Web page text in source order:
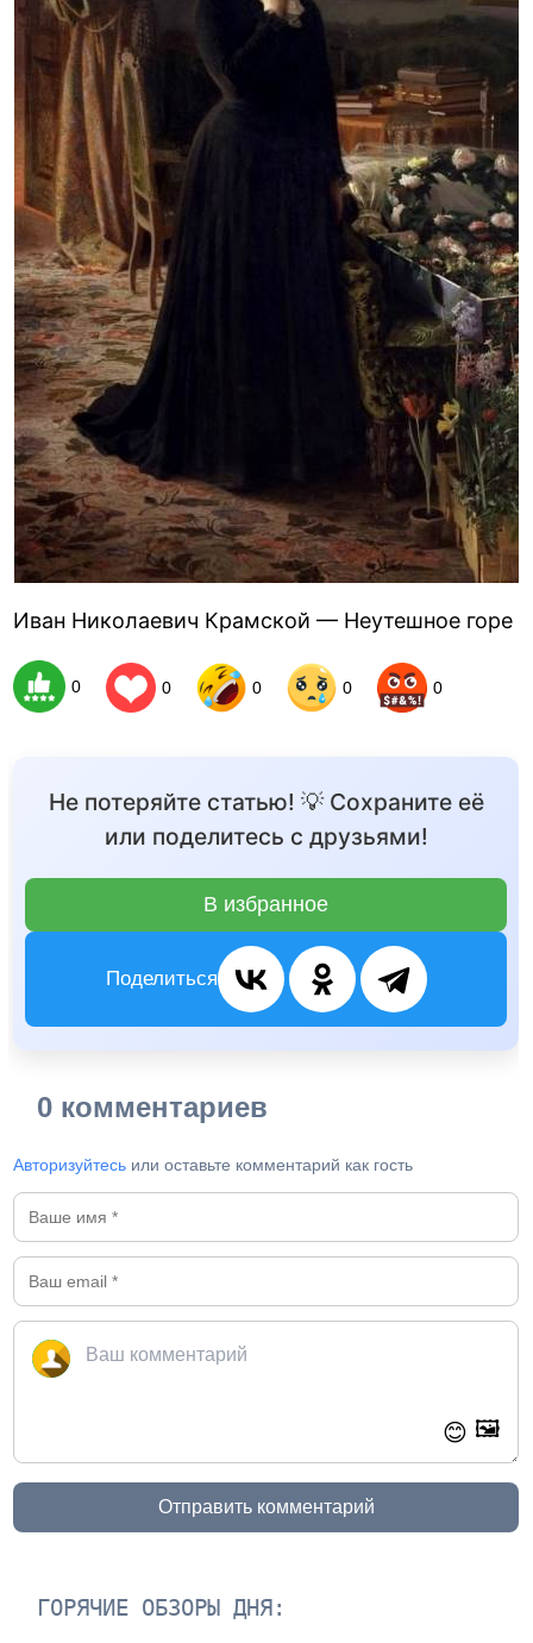
Иван Николаевич Крамской — Неутешное горе
0 0 0 0 0
Не потеряйте статью! 💡 Сохраните её
или поделитесь с друзьями!
В избранное
Поделиться
0 комментариев
Авторизуйтесь или оставьте комментарий как гость
😊 🖼️
Отправить комментарий
ГОРЯЧИЕ ОБЗОРЫ ДНЯ: